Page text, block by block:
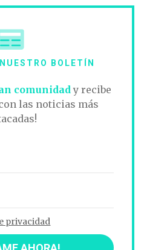
BOLETÍN
comunidady recibe
las noticias más
privacidad